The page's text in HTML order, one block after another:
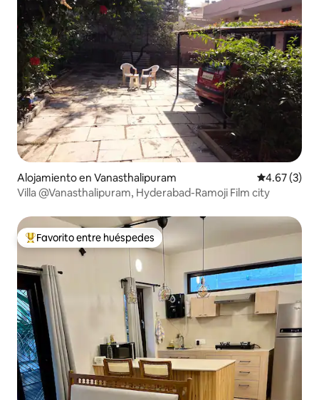
Alojamiento en Vanasthalipuram Calificación
4.67 (3)
Villa @Vanasthalipuram, Hyderabad-Ramoji Film city
Favorito entre huéspedes preferido
Favorito entre huéspedes